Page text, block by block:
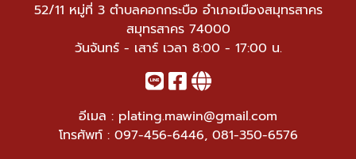
52/11 หมู่ที่ 3 ตำบลคอกกระบือ อำเภอเมืองสมุทรสาคร
สมุทรสาคร 74000
วันจันทร์ - เสาร์ เวลา 8:00 - 17:00 น.
อีเมล : plating.mawin@gmail.com
โทรศัพท์ : 097-456-6446, 081-350-6576